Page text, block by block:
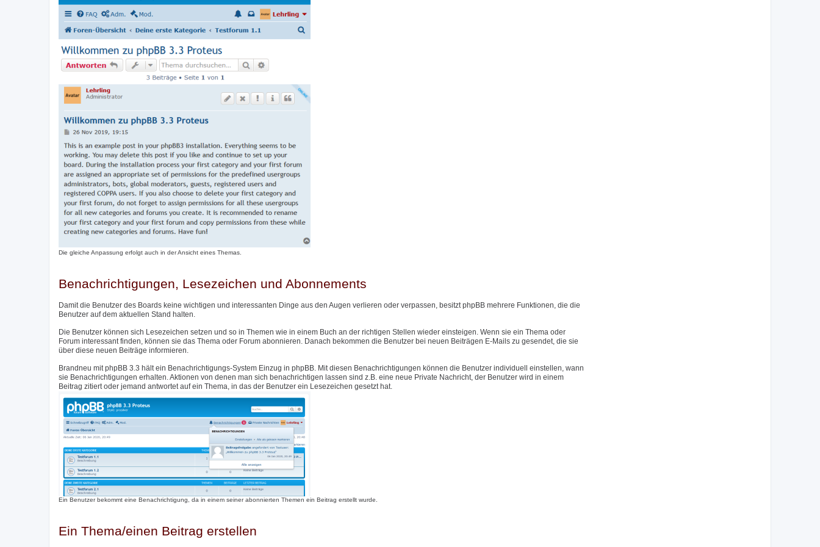
Die gleiche Anpassung erfolgt auch in der Ansicht eines Themas.
Benachrichtigungen, Lesezeichen und Abonnements
Damit die Benutzer des Boards keine wichtigen und interessanten Dinge aus den Augen verlieren oder verpassen, besitzt phpBB mehrere Funktionen, die die
Benutzer auf dem aktuellen Stand halten.
Die Benutzer können sich Lesezeichen setzen und so in Themen wie in einem Buch an der richtigen Stellen wieder einsteigen. Wenn sie ein Thema oder
Forum interessant finden, können sie das Thema oder Forum abonnieren. Danach bekommen die Benutzer bei neuen Beiträgen E-Mails zu gesendet, die sie
über diese neuen Beiträge informieren.
Brandneu mit phpBB 3.3 hält ein Benachrichtigungs-System Einzug in phpBB. Mit diesen Benachrichtigungen können die Benutzer individuell einstellen, wann
sie Benachrichtigungen erhalten. Aktionen von denen man sich benachrichtigen lassen sind z.B. eine neue Private Nachricht, der Benutzer wird in einem
Beitrag zitiert oder jemand antwortet auf ein Thema, in das der Benutzer ein Lesezeichen gesetzt hat.
Ein Benutzer bekommt eine Benachrichtigung, da in einem seiner abonnierten Themen ein Beitrag erstellt wurde.
Ein Thema/einen Beitrag erstellen